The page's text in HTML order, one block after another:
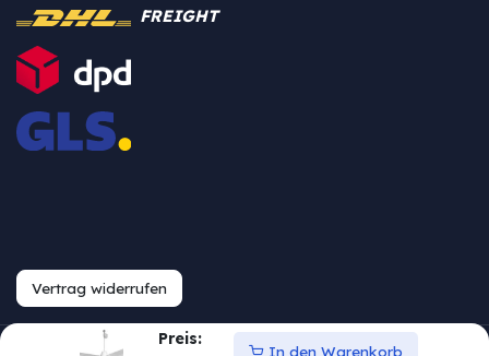
Preis:
In den Warenkorb
FREIGHT
Vertrag widerrufen